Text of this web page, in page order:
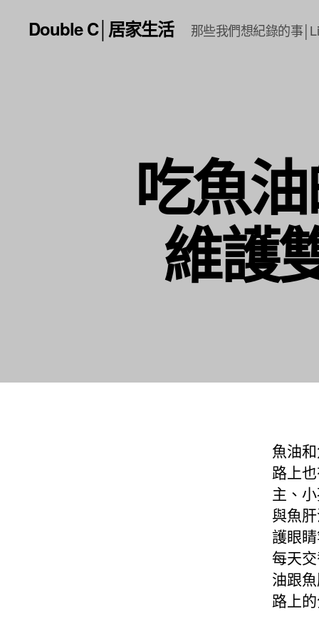
Double C│居家生活 那些我們想紀錄的事
吃魚
維護
魚油
路上
主、
與魚
護眼
每天
油跟
路上